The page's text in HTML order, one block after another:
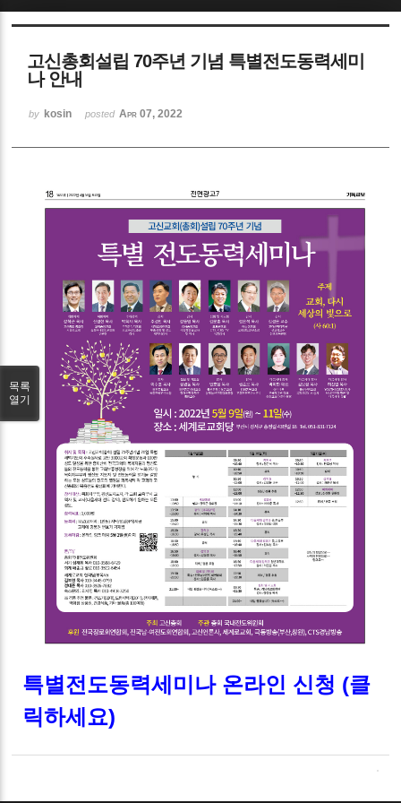
고신총회설립 70주년 기념 특별전도동력세미
나 안내
by kosin posted Apr 07, 2022
특별전도동력세미나 온라인 신청 (클
릭하세요)
목록
열기
Sketchbook5, 스케치북5
Sketchbook5, 스케치북5